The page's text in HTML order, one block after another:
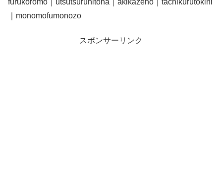
｜monomofumonozo
スポンサーリンク